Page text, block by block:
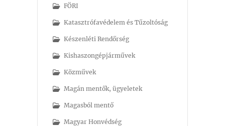
FÖRI
Katasztrófavédelem és Tűzoltóság
Készenléti Rendőrség
Kishaszongépjárművek
Közművek
Magán mentők, ügyeletek
Magasból mentő
Magyar Honvédség